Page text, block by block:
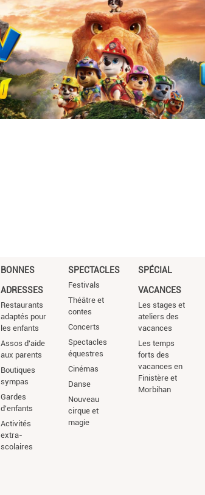
BONNES
ADRESSES
Restaurants
adaptés pour
les enfants
Assos d'aide
aux parents
Boutiques
sympas
Gardes
d'enfants
Activités
extra-
scolaires
SPECTACLES
Festivals
Théâtre et
contes
Concerts
Spectacles
équestres
Cinémas
Danse
Nouveau
cirque et
magie
SPÉCIAL
VACANCES
Les stages et
ateliers des
vacances
Les temps
forts des
vacances en
Finistère et
Morbihan